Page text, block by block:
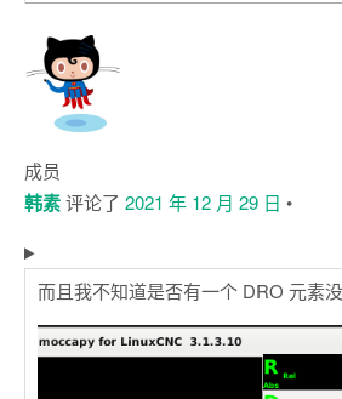
成员
韩素评论了 2021 年 12 月 29 日 •
而且我不知道是否有一个 DRO 元素